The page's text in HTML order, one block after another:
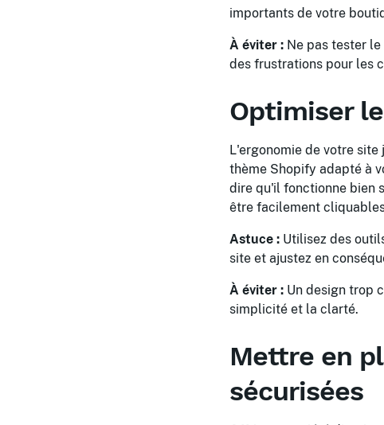
importants de votre
À éviter : Ne pas tester
des frustrations pour les
Optimiser
L'ergonomie de votre
thème Shopify adapté à
dire qu'il fonctionne bien
être facilement
Astuce : Utilisez des
site et ajustez en
À éviter : Un design trop
simplicité et la clarté.
Mettre en
sécurisées